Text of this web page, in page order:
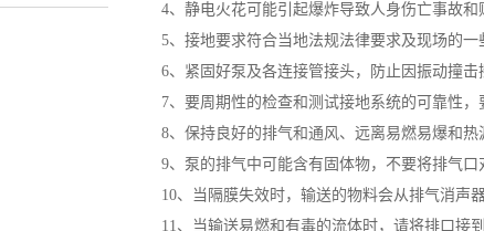
4、静电火花可能引起爆炸导致人身伤亡事故和
5、接地要求符合当地法规法律要求及现场的一
6、紧固好泵及各连接管接头，防止因振动撞击
7、要周期性的检查和测试接地系统的可靠性，
8、保持良好的排气和通风、远离易燃易爆和热
9、泵的排气中可能含有固体物，不要将排气口
10、当隔膜失效时，输送的物料会从排气消声器
11、当输送易燃和有毒的流体时，请将排口接